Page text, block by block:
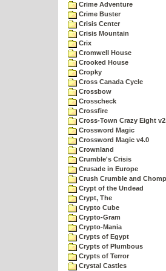
Crime Adventure
Crime Buster
Crisis Center
Crisis Mountain
Crix
Cromwell House
Crooked House
Cropky
Cross Canada Cycle
Crossbow
Crosscheck
Crossfire
Cross-Town Crazy Eight
Crossword Magic
Crossword Magic v4.0
Crownland
Crumble's Crisis
Crusade in Europe
Crush Crumble and Chomp
Crypt of the Undead
Crypt, The
Crypto Cube
Crypto-Gram
Crypto-Mania
Crypts of Egypt
Crypts of Plumbous
Crypts of Terror
Crystal Castles